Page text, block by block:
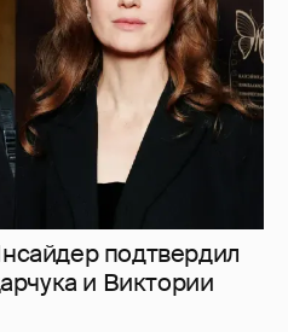
подтвердил
и Виктории